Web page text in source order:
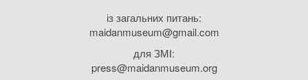
із загальних питань:
maidanmuseum@gmail.com
для ЗМІ:
press@maidanmuseum.org